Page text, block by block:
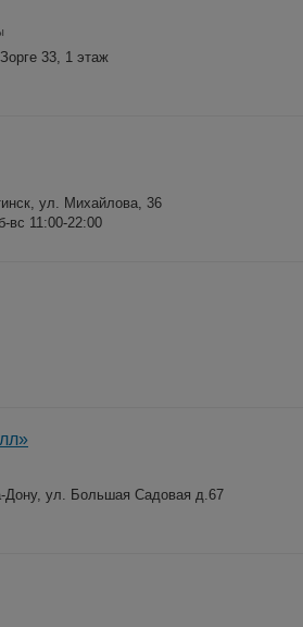
33, 1 этаж
ул. Михайлова, 36
вс 11:00-22:00
Дону, ул. Большая Садовая д.67